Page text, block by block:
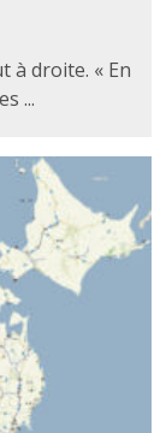
à droite. « En
...